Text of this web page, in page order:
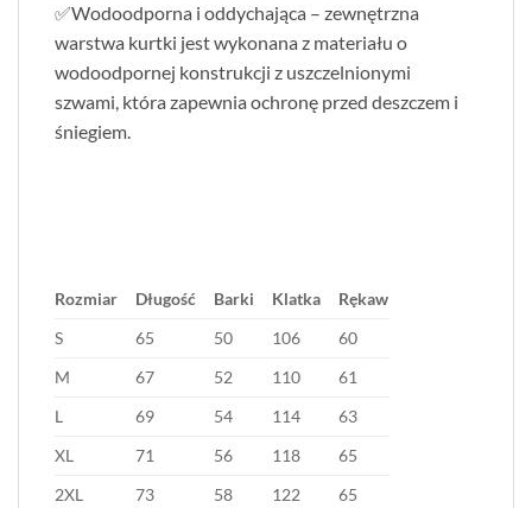
✅Wodoodporna i oddychająca – zewnętrzna
warstwa kurtki jest wykonana z materiału o
wodoodpornej konstrukcji z uszczelnionymi
szwami, która zapewnia ochronę przed deszczem i
śniegiem.
Rozmiar Długość Barki Klatka
Rękaw
S
65 50 106
60
M
67 52 110
61
L
69 54 114
63
XL
71 56 118
65
2XL
73 58 122 65